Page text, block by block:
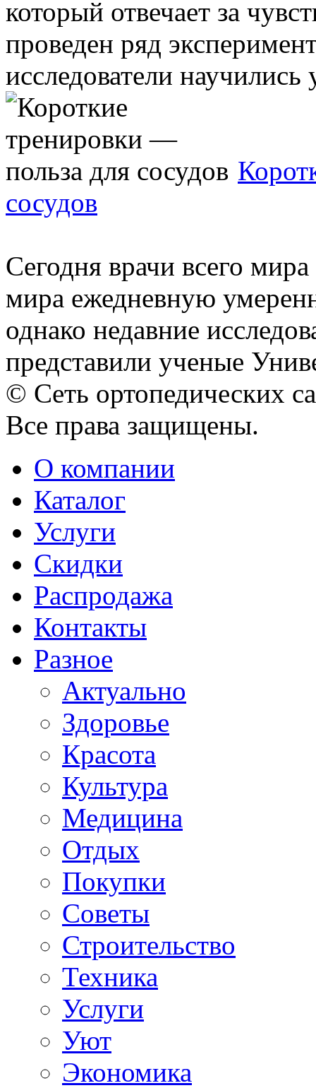
который отвечает за
проведен ряд
исследователи научились
сосудов
Сегодня врачи всего
мира ежедневную
однако недавние
представили ученые
© Сеть ортопедических
Все права защищены.
О компании
Каталог
Услуги
Скидки
Распродажа
Контакты
Разное
Актуально
Здоровье
Красота
Культура
Медицина
Отдых
Покупки
Советы
Строительство
Техника
Услуги
Уют
Экономика